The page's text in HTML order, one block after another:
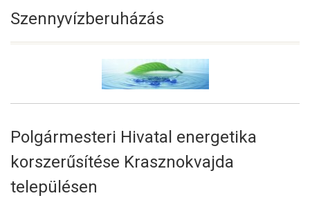
Szennyvízberuházás
Polgármesteri Hivatal energetika
korszerűsítése Krasznokvajda
településen